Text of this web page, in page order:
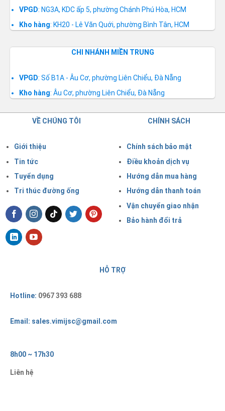
VPGD: NG3A, KDC ấp 5, phường Chánh Phú Hòa, HCM
Kho hàng: KH20 - Lê Văn Quới, phường Bình Tân, HCM
CHI NHÁNH MIỀN TRUNG
VPGD: Số B1A - Âu Cơ, phường Liên Chiểu, Đà Nẵng
Kho hàng: Âu Cơ, phường Liên Chiểu, Đà Nẵng
VỀ CHÚNG TÔI
Giới thiệu
Tin tức
Tuyển dụng
Tri thúc đường ống
CHÍNH SÁCH
Chính sách bảo mật
Điều khoản dịch vụ
Hướng dẫn mua hàng
Hướng dẫn thanh toán
Vận chuyển giao nhận
Bảo hành đổi trả
HỖ TRỢ
Hotline: 0967 393 688
Email: sales.vimijsc@gmail.com
8h00 ~ 17h30
Liên hệ